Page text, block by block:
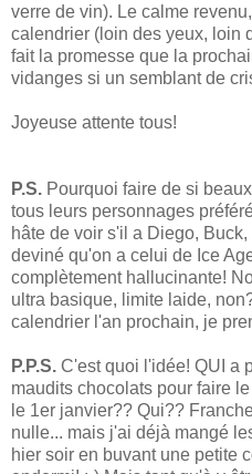
verre de vin). Le calme
calendrier (loin des yeux, loin
fait la promesse que la
vidanges si un semblant de
Joyeuse attente tous!
P.S. Pourquoi faire de si
tous leurs personnages
hâte de voir s'il a Diego,
deviné qu'on a celui de Ice
complètement hallucinante!
ultra basique, limite laide,
calendrier l'an prochain, je
P.P.S. C'est quoi l'idée! QUI a
maudits chocolats pour faire
le 1er janvier?? Qui??
nulle... mais j'ai déjà mangé
hier soir en buvant une petite